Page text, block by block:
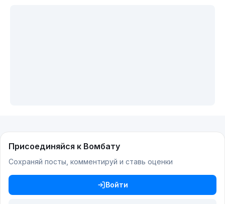
Присоединяйся к Вомбату
Сохраняй посты, комментируй и ставь оценки
Войти